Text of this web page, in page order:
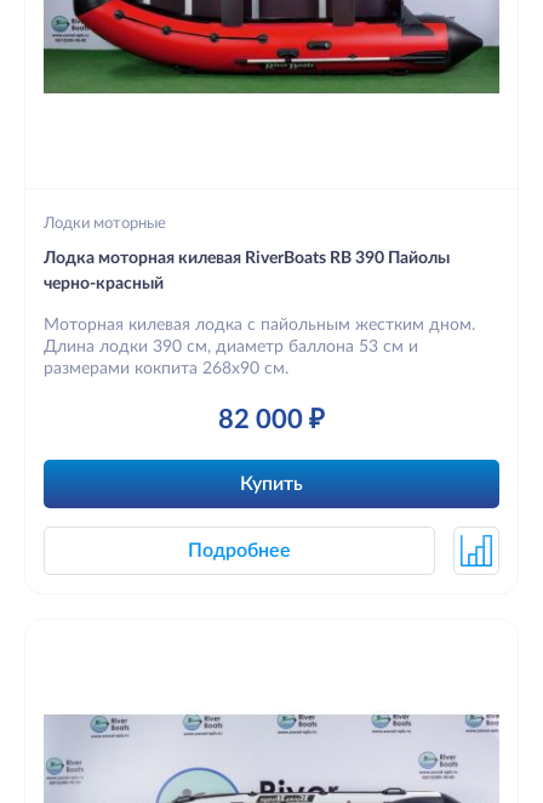
Лодки моторные
Лодка моторная килевая RiverBoats RB 390 Пайолы
черно-красный
Моторная килевая лодка с пайольным жестким дном.
Длина лодки 390 см, диаметр баллона 53 см и
размерами кокпита 268х90 см.
82 000 ₽
Купить
Подробнее